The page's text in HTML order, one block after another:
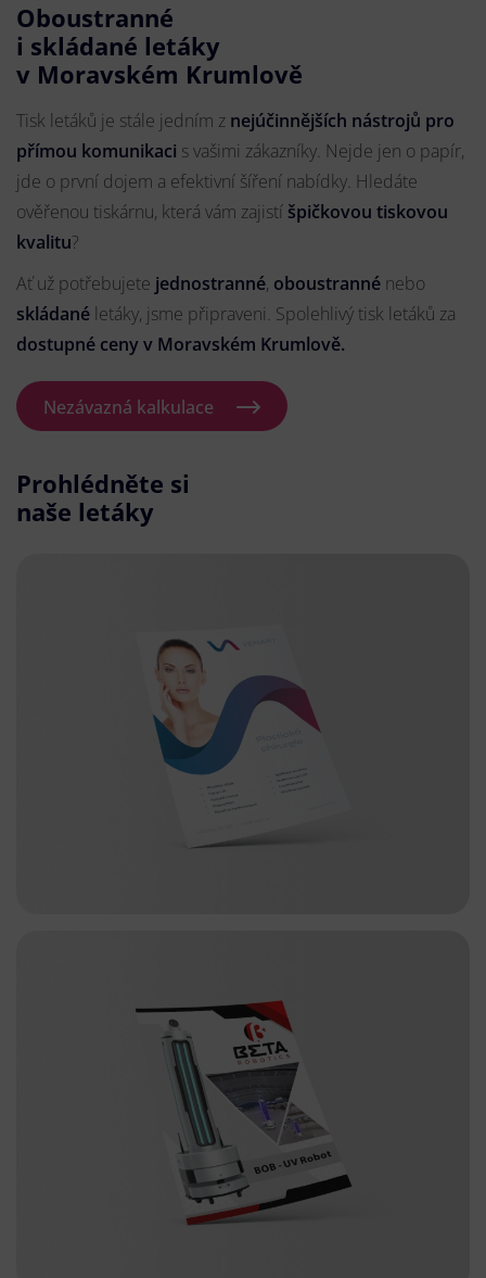
Oboustranné
i skládané letáky
v Moravském Krumlově
Tisk letáků je stále jedním z nejúčinnějších nástrojů pro
přímou komunikaci s vašimi zákazníky. Nejde jen o papír,
jde o první dojem a efektivní šíření nabídky. Hledáte
ověřenou tiskárnu, která vám zajistí špičkovou tiskovou
kvalitu?
Ať už potřebujete jednostranné, oboustranné nebo
skládané letáky, jsme připraveni. Spolehlivý tisk letáků za
dostupné ceny v Moravském Krumlově.
Nezávazná kalkulace
Prohlédněte si
naše letáky